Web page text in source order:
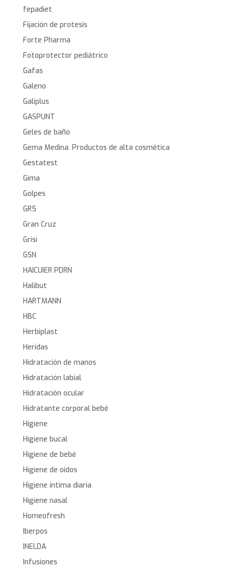
fepadiet
Fijación de protesis
Forte Pharma
Fotoprotector pediátrico
Gafas
Galeno
Galiplus
GASPUNT
Geles de baño
Gema Medina. Productos de alta cosmética
Gestatest
Gima
Golpes
GR5
Gran Cruz
Grisi
GSN
HAICUIER PDRN
Halibut
HARTMANN
HBC
Herbiplast
Heridas
Hidratación de manos
Hidratación labial
Hidratación ocular
Hidratante corporal bebé
Higiene
Higiene bucal
Higiene de bebé
Higiene de oídos
Higiene íntima diaria
Higiene nasal
Homeofresh
Iberpos
INELDA
Infusiones